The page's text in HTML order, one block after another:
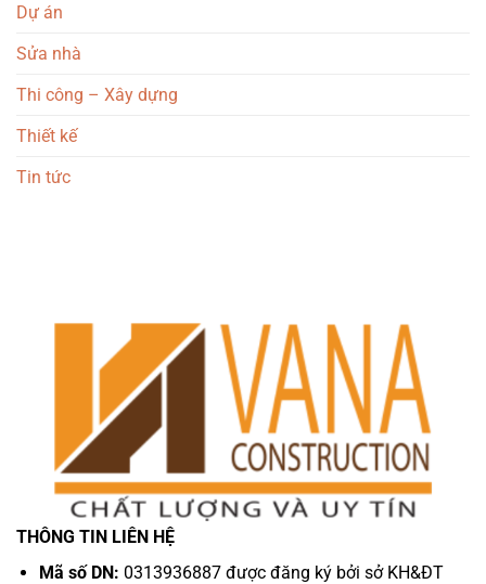
Dự án
Sửa nhà
Thi công – Xây dựng
Thiết kế
Tin tức
THÔNG TIN LIÊN HỆ
Mã số DN: 0313936887 được đăng ký bởi sở KH&ĐT